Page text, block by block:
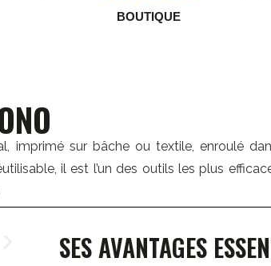
BOUTIQUE
imprimé sur bâche ou textile, enroulé
il est l’un des outils les plus
SES AVANTAGES